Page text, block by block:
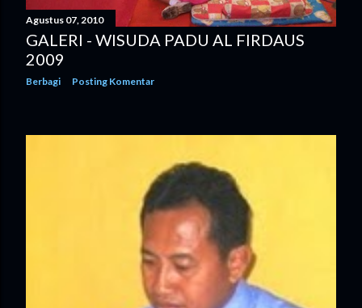
Agustus 07, 2010
GALERI - WISUDA PADU AL FIRDAUS
2009
Berbagi Posting Komentar